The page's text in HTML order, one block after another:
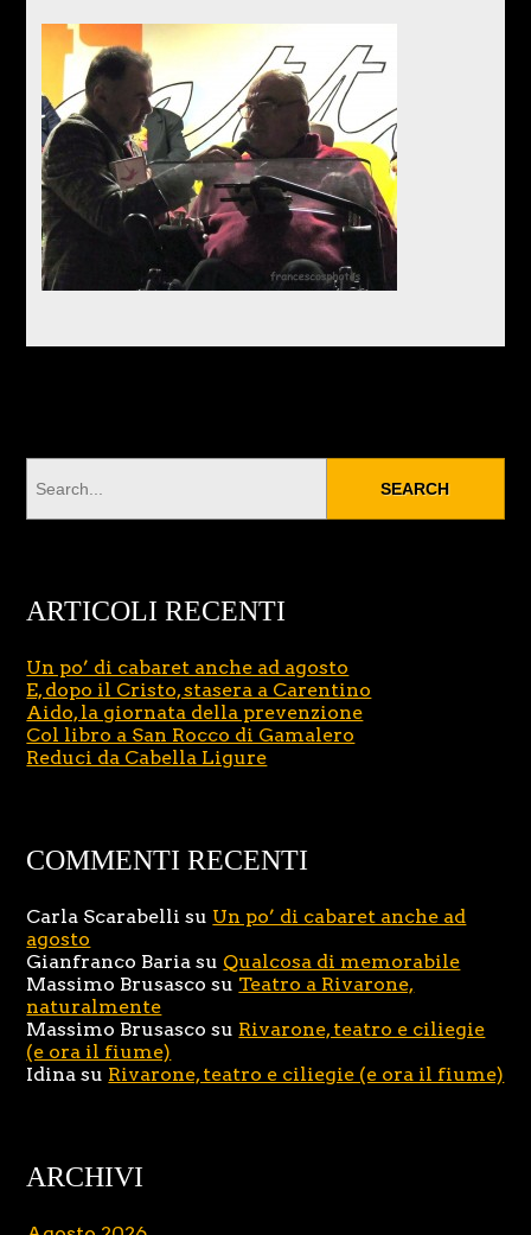
ARTICOLI RECENTI
Un po’ di cabaret anche ad agosto
E, dopo il Cristo, stasera a Carentino
Aido, la giornata della prevenzione
Col libro a San Rocco di Gamalero
Reduci da Cabella Ligure
COMMENTI RECENTI
Carla Scarabelli su Un po’ di cabaret anche ad
agosto
Gianfranco Baria su Qualcosa di memorabile
Massimo Brusasco su Teatro a Rivarone,
naturalmente
Massimo Brusasco su Rivarone, teatro e ciliegie
(e ora il fiume)
Idina su Rivarone, teatro e ciliegie (e ora il fiume)
ARCHIVI